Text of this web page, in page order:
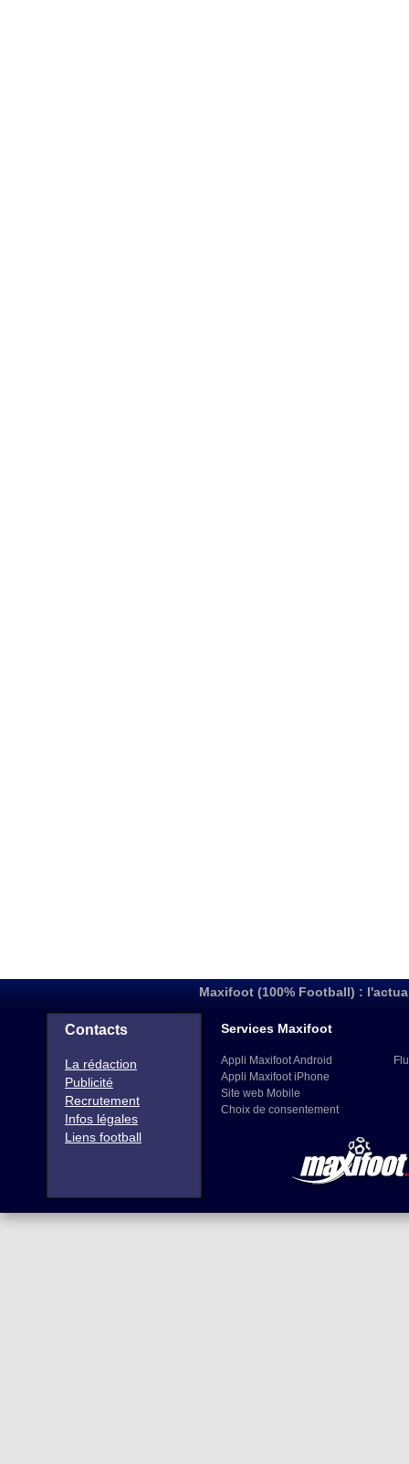
Maxifoot (100% Football) :
Contacts
La rédaction
Publicité
Recrutement
Infos légales
Liens football
Services Maxifoot
Appli Maxifoot Android
Appli Maxifoot iPhone
Site web Mobile
Choix de consentement